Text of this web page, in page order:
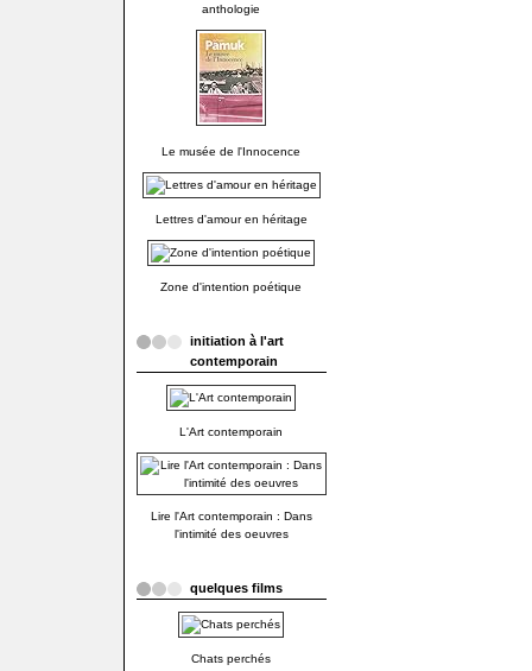
anthologie
Le musée de l'Innocence
Lettres d'amour en héritage
Zone d'intention poétique
initiation à l'art
contemporain
L'Art contemporain
Lire l'Art contemporain : Dans
l'intimité des oeuvres
quelques films
Chats perchés